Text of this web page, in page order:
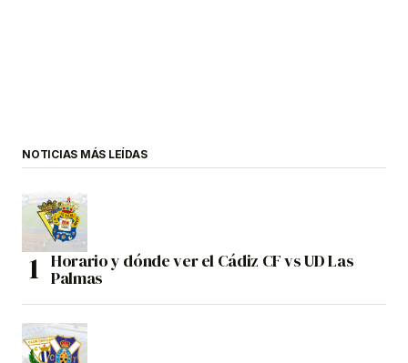
NOTICIAS MÁS LEÍDAS
Horario y dónde ver el Cádiz CF vs UD Las
Palmas